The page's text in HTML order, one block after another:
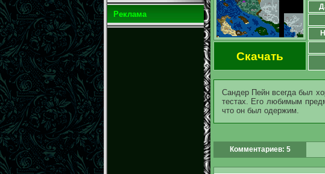
Реклама
Скачать
Сандер Пейн всегда был
тестах. Его любимым
что он был одержим.
Комментариев: 5